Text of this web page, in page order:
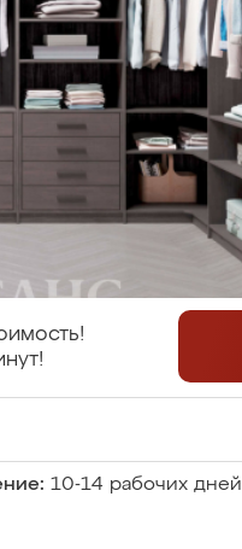
10-14 рабочих дней